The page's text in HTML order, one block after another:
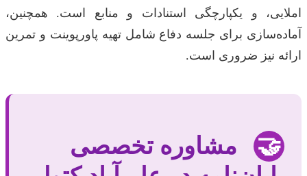
املایی، و یکپارچگی استنادات و منابع است. همچنین،
آماده‌سازی برای جلسه دفاع شامل تهیه پاورپوینت و تمرین
ارائه نیز ضروری است.
🤝
مشاوره تخصصی